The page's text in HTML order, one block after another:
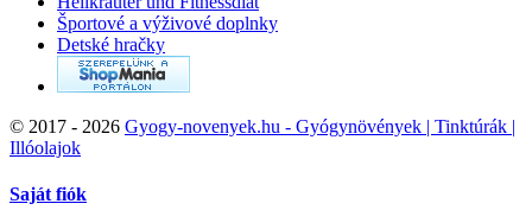
Športové a výživové doplnky
Detské hračky
© 2017 - 2026 Gyogy-novenyek.hu - Gyógynövények | Tinktúrák |
Illóolajok
Saját fiók